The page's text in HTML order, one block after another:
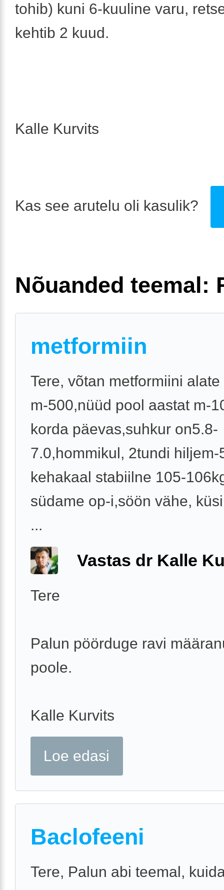
tohib) kuni 6-kuuline varu,
kehtib 2 kuud.
Kalle Kurvits
Kas see arutelu oli kasulik?
Nõuanded teemal:
metformiin
Tere, võtan metformiini
m-500,nüüd pool aastat m-
korda päevas,suhkur on5.8-
7.0,hommikul, 2tundi hiljem-
kehakaal stabiilne 105-
südame op-i,söön vähe,
...
Vastas dr Kalle
Tere
Palun pöörduge ravi
poole.
Kalle Kurvits
Loe edasi
Baclofeeni
Tere, Palun abi teemal,